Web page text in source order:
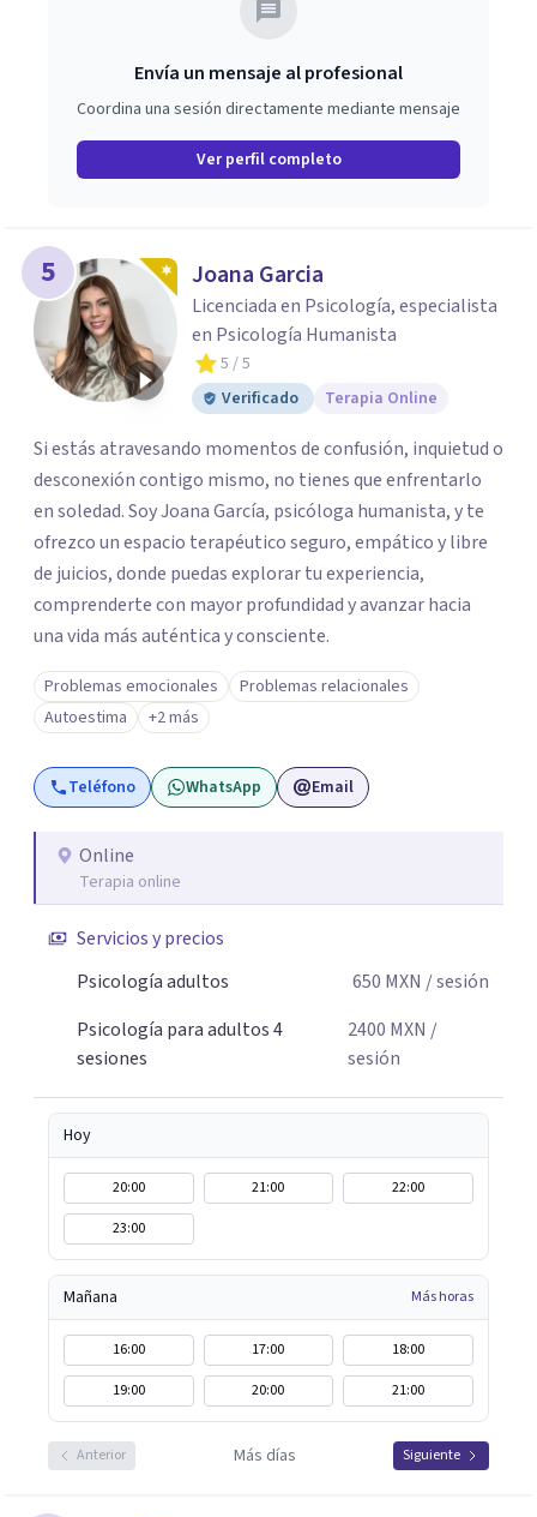
Envía un mensaje al profesional
Coordina una sesión directamente mediante mensaje
Ver perfil completo
5 Joana Garcia
Licenciada en Psicología, especialista
en Psicología Humanista
5 / 5
Verificado
Terapia Online
Si estás atravesando momentos de confusión, inquietud o
desconexión contigo mismo, no tienes que enfrentarlo
en soledad. Soy Joana García, psicóloga humanista, y te
ofrezco un espacio terapéutico seguro, empático y libre
de juicios, donde puedas explorar tu experiencia,
comprenderte con mayor profundidad y avanzar hacia
una vida más auténtica y consciente.
Problemas emocionales
Problemas relacionales
Autoestima
+2 más
Teléfono WhatsApp Email
Online
Terapia online
Servicios y precios
Psicología adultos
650 MXN / sesión
Psicología para adultos 4
sesiones
2400 MXN /
sesión
Hoy
20:00 21:00
22:00
23:00
Mañana Más horas
16:00 17:00
18:00
19:00
20:00 21:00
Anterior Más días Siguiente